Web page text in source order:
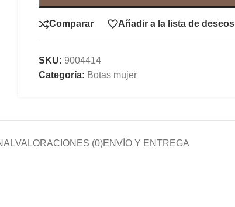
Comparar Añadir a la lista de deseos
SKU: 9004414
Categoría: Botas mujer
VALORACIONES (0)ENVÍO Y ENTREGA